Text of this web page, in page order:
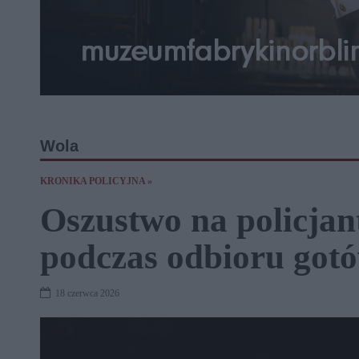
Wola
KRONIKA POLICYJNA »
Oszustwo na
podczas odbioru
18 czerwca 2026